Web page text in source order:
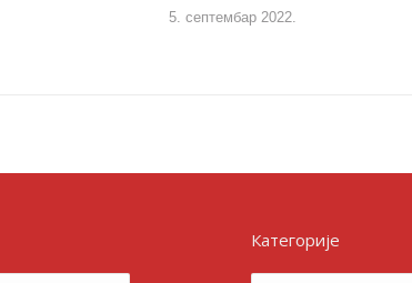
5. септембар 2022.
Категорије